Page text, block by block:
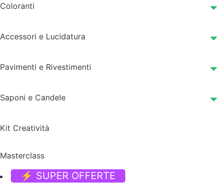
Coloranti
Accessori e Lucidatura
Pavimenti e Rivestimenti
Saponi e Candele
Kit Creatività
Masterclass
⚡ SUPER OFFERTE